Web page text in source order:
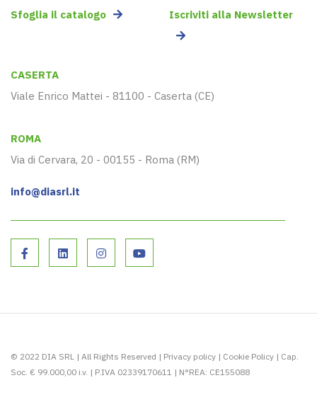
Sfoglia il catalogo Iscriviti alla Newsletter
CASERTA
Viale Enrico Mattei - 81100 - Caserta (CE)
ROMA
Via di Cervara, 20 - 00155 - Roma (RM)
info@diasrl.it
© 2022 DIA SRL | All Rights Reserved | Privacy policy | Cookie Policy | Cap.
Soc. € 99.000,00 i.v. | P.IVA 02339170611 | N°REA: CE155088